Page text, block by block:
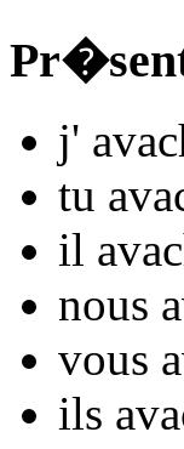
j'
tu
il
nous
vous
ils